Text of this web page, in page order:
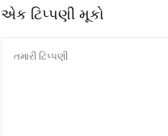
એક ટિપ્પણી મૂકો